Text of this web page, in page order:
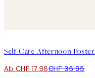
Self-Care Afternoon Poster
Ab CHF 17.98CHF 35.95